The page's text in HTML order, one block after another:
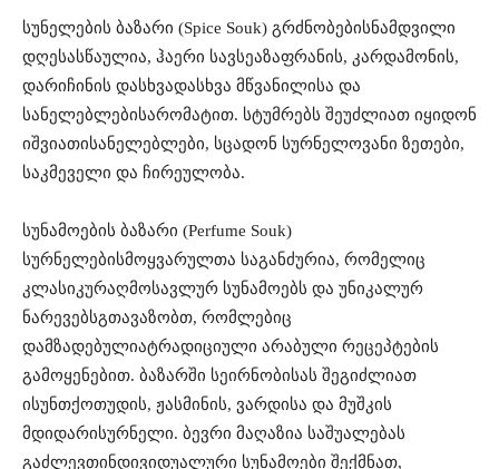
სუნელების ბაზარი (Spice Souk) გრძნობებისნამდვილი
დღესასწაულია, ჰაერი სავსეაზაფრანის, კარდამონის,
დარიჩინის დასხვადასხვა მწვანილისა და
სანელებლებისარომატით. სტუმრებს შეუძლიათ იყიდონ
იშვიათისანელებლები, სცადონ სურნელოვანი ზეთები,
საკმეველი და ჩირეულობა.
სუნამოების ბაზარი (Perfume Souk)
სურნელებისმოყვარულთა საგანძურია, რომელიც
კლასიკურაღმოსავლურ სუნამოებს და უნიკალურ
ნარევებსგთავაზობთ, რომლებიც
დამზადებულიატრადიციული არაბული რეცეპტების
გამოყენებით. ბაზარში სეირნობისას შეგიძლიათ
ისუნთქოთუდის, ჟასმინის, ვარდისა და მუშკის
მდიდარისურნელი. ბევრი მაღაზია საშუალებას
გაძლევთინდივიდუალური სუნამოები შექმნათ,